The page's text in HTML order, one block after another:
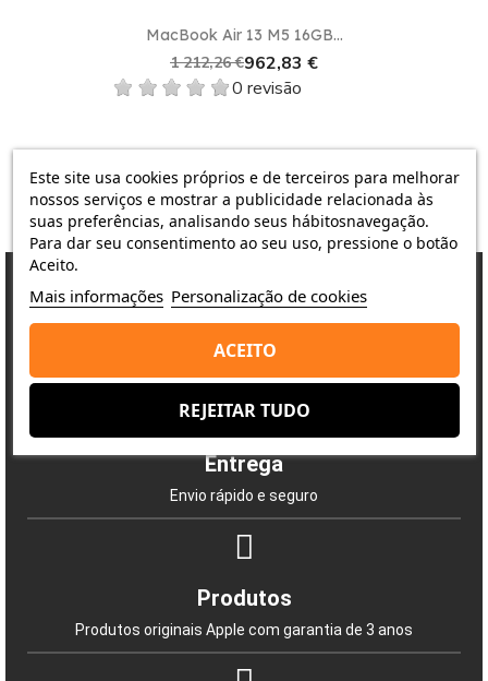
MacBook Air 13 M5 16GB...
1 212,26 €962,83 €
0 revisão
Porquê escolher-nos?
A satisfação do cliente é a nossa prioridade
Entrega
Envio rápido e seguro
Produtos
Produtos originais Apple com garantia de 3 anos
Este site usa cookies próprios e de terceiros para melhorar
nossos serviços e mostrar a publicidade relacionada às
suas preferências, analisando seus hábitosnavegação.
Para dar seu consentimento ao seu uso, pressione o botão
Aceito.
Mais informações Personalização de cookies
REJEITAR TUDO
ACEITO